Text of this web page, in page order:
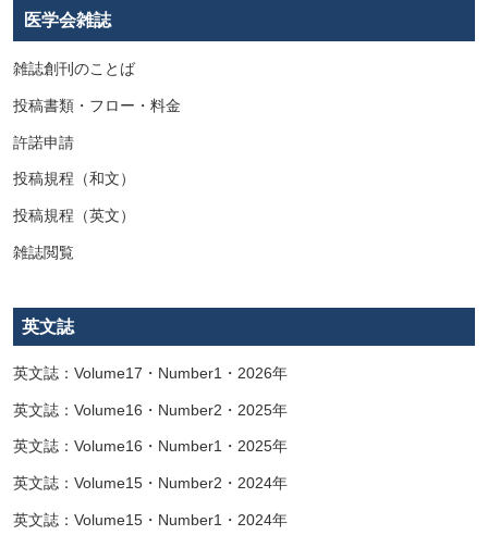
医学会雑誌
雑誌創刊のことば
投稿書類・フロー・料金
許諾申請
投稿規程（和文）
投稿規程（英文）
雑誌閲覧
英文誌
英文誌：Volume17・Number1・2026年
英文誌：Volume16・Number2・2025年
英文誌：Volume16・Number1・2025年
英文誌：Volume15・Number2・2024年
英文誌：Volume15・Number1・2024年